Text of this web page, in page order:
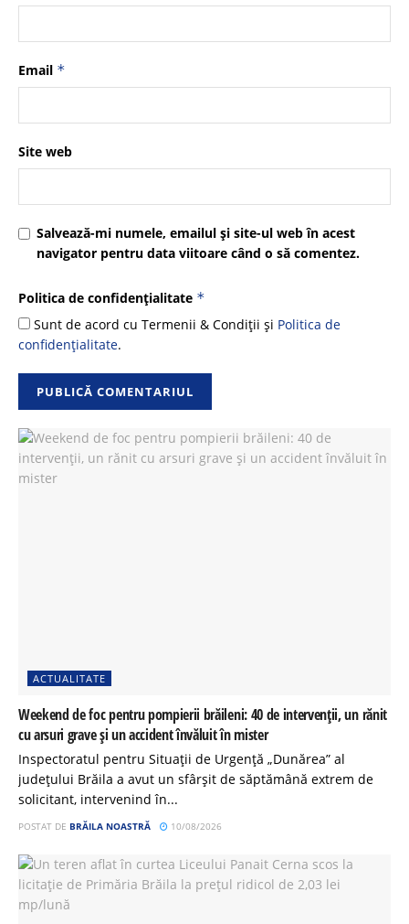
Email *
Site web
Salvează-mi numele, emailul și site-ul web în acest
navigator pentru data viitoare când o să comentez.
Politica de confidențialitate *
Sunt de acord cu Termenii & Condiții și Politica de
confidențialitate.
ACTUALITATE
Weekend de foc pentru pompierii brăileni: 40 de intervenții, un rănit
cu arsuri grave și un accident învăluit în mister
Inspectoratul pentru Situații de Urgență „Dunărea” al
județului Brăila a avut un sfârșit de săptămână extrem de
solicitant, intervenind în...
POSTAT DE BRĂILA NOASTRĂ 10/08/2026